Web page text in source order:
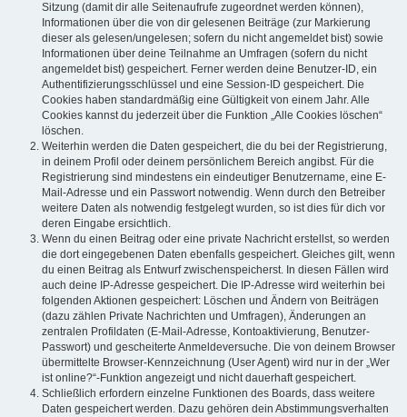
Sitzung (damit dir alle Seitenaufrufe zugeordnet werden können),
Informationen über die von dir gelesenen Beiträge (zur Markierung
dieser als gelesen/ungelesen; sofern du nicht angemeldet bist) sowie
Informationen über deine Teilnahme an Umfragen (sofern du nicht
angemeldet bist) gespeichert. Ferner werden deine Benutzer-ID, ein
Authentifizierungsschlüssel und eine Session-ID gespeichert. Die
Cookies haben standardmäßig eine Gültigkeit von einem Jahr. Alle
Cookies kannst du jederzeit über die Funktion „Alle Cookies löschen“
löschen.
Weiterhin werden die Daten gespeichert, die du bei der Registrierung,
in deinem Profil oder deinem persönlichem Bereich angibst. Für die
Registrierung sind mindestens ein eindeutiger Benutzername, eine E-
Mail-Adresse und ein Passwort notwendig. Wenn durch den Betreiber
weitere Daten als notwendig festgelegt wurden, so ist dies für dich vor
deren Eingabe ersichtlich.
Wenn du einen Beitrag oder eine private Nachricht erstellst, so werden
die dort eingegebenen Daten ebenfalls gespeichert. Gleiches gilt, wenn
du einen Beitrag als Entwurf zwischenspeicherst. In diesen Fällen wird
auch deine IP-Adresse gespeichert. Die IP-Adresse wird weiterhin bei
folgenden Aktionen gespeichert: Löschen und Ändern von Beiträgen
(dazu zählen Private Nachrichten und Umfragen), Änderungen an
zentralen Profildaten (E-Mail-Adresse, Kontoaktivierung, Benutzer-
Passwort) und gescheiterte Anmeldeversuche. Die von deinem Browser
übermittelte Browser-Kennzeichnung (User Agent) wird nur in der „Wer
ist online?“-Funktion angezeigt und nicht dauerhaft gespeichert.
Schließlich erfordern einzelne Funktionen des Boards, dass weitere
Daten gespeichert werden. Dazu gehören dein Abstimmungsverhalten